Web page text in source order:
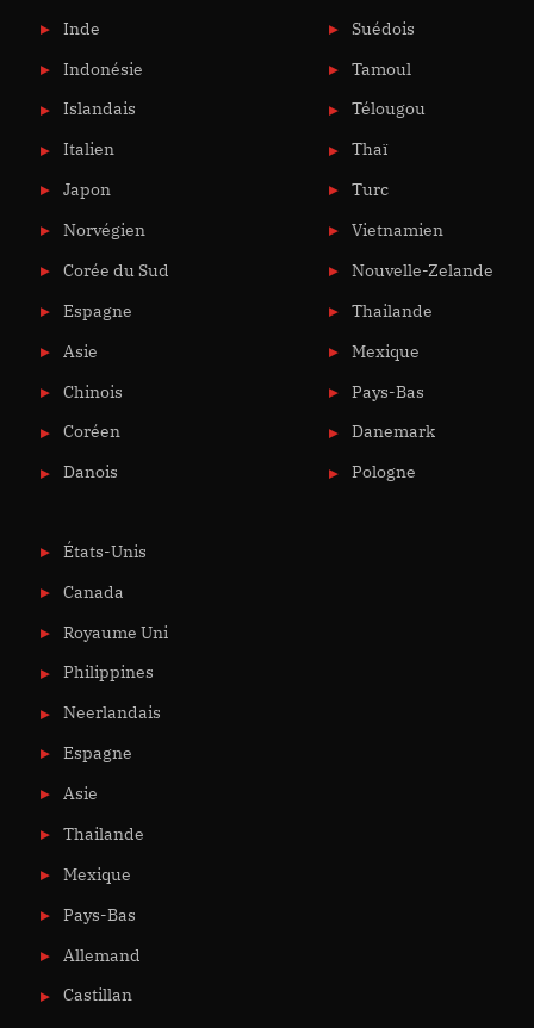
Inde
Indonésie
Islandais
Italien
Japon
Norvégien
Corée du Sud
Espagne
Asie
Chinois
Coréen
Danois
Suédois
Tamoul
Télougou
Thaï
Turc
Vietnamien
Nouvelle-Zelande
Thailande
Mexique
Pays-Bas
Danemark
Pologne
États-Unis
Canada
Royaume Uni
Philippines
Neerlandais
Espagne
Asie
Thailande
Mexique
Pays-Bas
Allemand
Castillan